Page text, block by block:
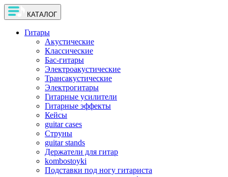
КАТАЛОГ
Гитары
Акустические
Классические
Бас-гитары
Электроакустические
Трансакустические
Электрогитары
Гитарные усилители
Гитарные эффекты
Кейсы
guitar cases
Струны
guitar stands
Держатели для гитар
kombostoyki
Подставки под ногу гитариста